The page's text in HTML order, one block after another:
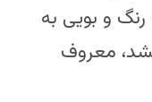
و بویی به
معروف